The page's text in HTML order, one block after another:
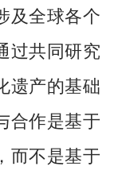
及全球各个
过共同研究
遗产的基础
合作是基于
而不是基于